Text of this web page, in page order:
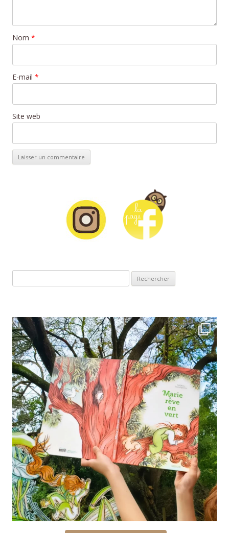
Nom *
E-mail *
Site web